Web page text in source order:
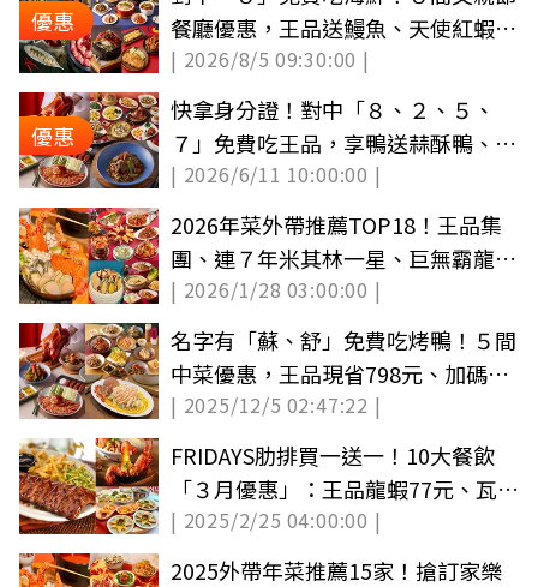
優惠
餐廳優惠，王品送鰻魚、天使紅蝦、
買一送一
| 2026/8/5 09:30:00 |
優惠
快拿身分證！對中「８、２、５、
７」免費吃王品，享鴨送蒜酥鴨、飲
品無限續
| 2026/6/11 10:00:00 |
2026年菜外帶推薦TOP18！王品集
團、連７年米其林一星、巨無霸龍蝦
鍋、川菜
| 2026/1/28 03:00:00 |
名字有「蘇、舒」免費吃烤鴨！５間
中菜優惠，王品現省798元、加碼贈
功夫菜
| 2025/12/5 02:47:22 |
FRIDAYS肋排買一送一！10大餐飲
「３月優惠」：王品龍蝦77元、瓦城
免費送甜點
| 2025/2/25 04:00:00 |
2025外帶年菜推薦15家！搶訂家樂